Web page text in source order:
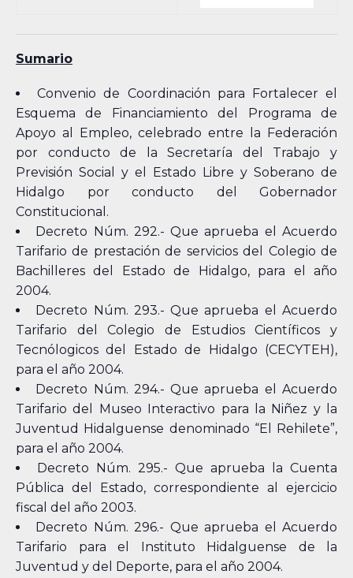
Sumario
Convenio de Coordinación para Fortalecer el
Esquema de Financiamiento del Programa de
Apoyo al Empleo, celebrado entre la Federación
por conducto de la Secretaría del Trabajo y
Previsión Social y el Estado Libre y Soberano de
Hidalgo por conducto del Gobernador
Constitucional.
Decreto Núm. 292.- Que aprueba el Acuerdo
Tarifario de prestación de servicios del Colegio de
Bachilleres del Estado de Hidalgo, para el año
2004.
Decreto Núm. 293.- Que aprueba el Acuerdo
Tarifario del Colegio de Estudios Científicos y
Tecnólogicos del Estado de Hidalgo (CECYTEH),
para el año 2004.
Decreto Núm. 294.- Que aprueba el Acuerdo
Tarifario del Museo Interactivo para la Niñez y la
Juventud Hidalguense denominado “El Rehilete”,
para el año 2004.
Decreto Núm. 295.- Que aprueba la Cuenta
Pública del Estado, correspondiente al ejercicio
fiscal del año 2003.
Decreto Núm. 296.- Que aprueba el Acuerdo
Tarifario para el Instituto Hidalguense de la
Juventud y del Deporte, para el año 2004.